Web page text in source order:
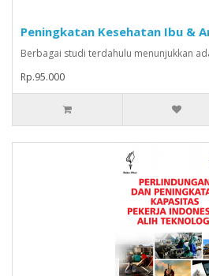
Peningkatan Kesehatan Ibu &
Berbagai studi terdahulu menunjukkan
Rp.95.000